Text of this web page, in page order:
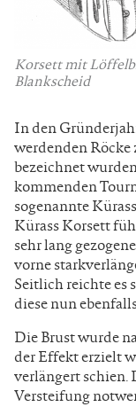
Korsett mit
Blankscheid
In den
werdenden Röcke
bezeichnet
kommenden
sogenannte
Kürass Korsett
sehr lang
vorne
Seitlich reichte es
diese nun
Die Brust wurde
der Effekt erzielt
verlängert schien.
Versteifung